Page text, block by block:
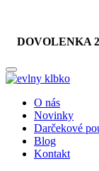
DOVOLENKA
O nás
Novinky
Darčekové
Blog
Kontakt